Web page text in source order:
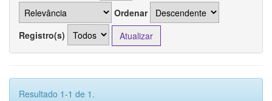
Ordenar
Registro(s)
Resultado 1-1 de 1.